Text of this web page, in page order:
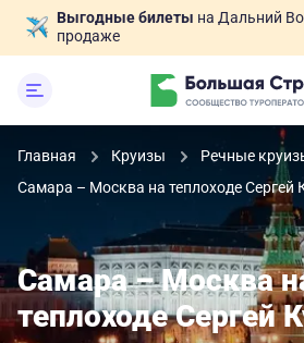
Выгодные билеты на Дальний
продаже
Главная Круизы
Речные
Самара – Москва на теплоходе Сергей
Самара – Москва
теплоходе Сергей